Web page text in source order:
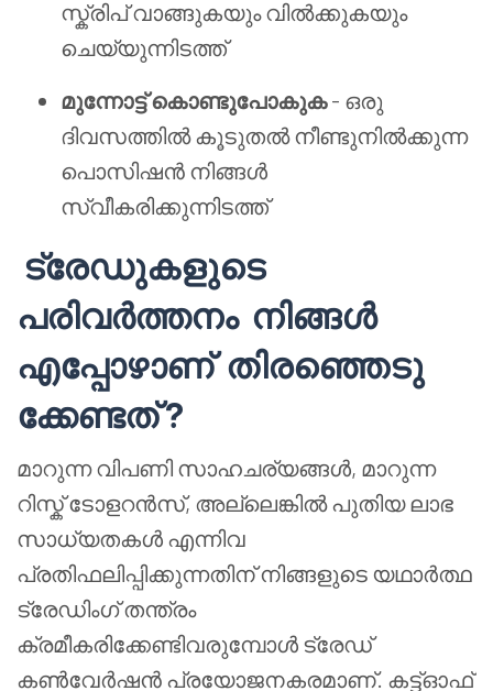
സ്ക്രിപ് വാങ്ങുകയും വിൽക്കുകയും
ചെയ്യുന്നിടത്ത്
മുന്നോട്ട് കൊണ്ടുപോകുക- ഒരു
ദിവസത്തിൽ കൂടുതൽ നീണ്ടുനിൽക്കുന്ന
പൊസിഷൻ നിങ്ങൾ
സ്വീകരിക്കുന്നിടത്ത്
ട്രേഡുകളുടെ
പരിവർത്തനം നിങ്ങൾ
എപ്പോഴാണ്തിരഞ്ഞെടു
ക്കേണ്ടത് ?
മാറുന്ന വിപണി സാഹചര്യങ്ങൾ, മാറുന്ന
റിസ്ക് ടോളറൻസ്, അല്ലെങ്കിൽ പുതിയ ലാഭ
സാധ്യതകൾ എന്നിവ
പ്രതിഫലിപ്പിക്കുന്നതിന് നിങ്ങളുടെ യഥാർത്ഥ
ട്രേഡിംഗ് തന്ത്രം
ക്രമീകരിക്കേണ്ടിവരുമ്പോൾ ട്രേഡ്
കൺവേർഷൻ പ്രയോജനകരമാണ്. കട്ട്ഓഫ്